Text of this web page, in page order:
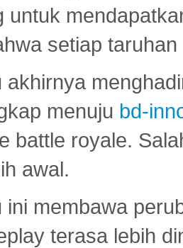
untuk
setiap
akhirnya
menuju bd-
battle royale.
awal.
ini membawa
terasa lebih